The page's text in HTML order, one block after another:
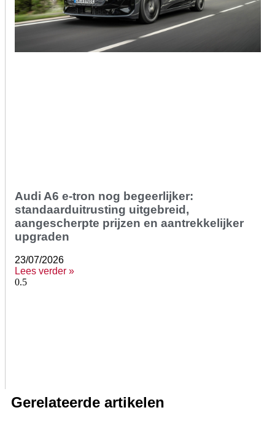
Audi A6 e-tron nog begeerlijker:
standaarduitrusting uitgebreid,
aangescherpte prijzen en aantrekkelijker
upgraden
23/07/2026
Lees verder »
Gerelateerde artikelen